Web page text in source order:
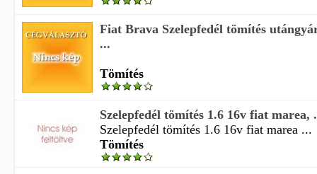
Fiat Brava Szelepfedél tömítés
...
Tömítés
Szelepfedél tömítés 1.6 16v fiat marea,
Szelepfedél tömítés 1.6 16v fiat marea ...
Tömítés